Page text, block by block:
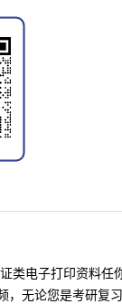
类电子打印资料
无论您是考研